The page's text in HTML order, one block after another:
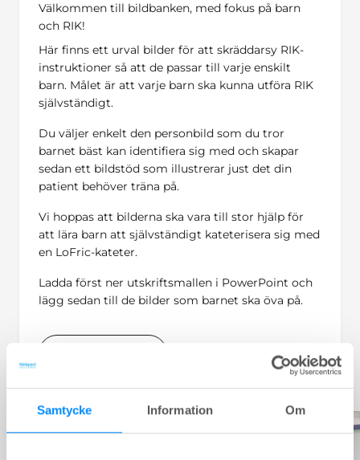
Samtycke Information Om
Välkommen till bildbanken, med fokus på barn
och RIK!
Här finns ett urval bilder för att skräddarsy RIK-
instruktioner så att de passar till varje enskilt
barn. Målet är att varje barn ska kunna utföra RIK
självständigt.
Du väljer enkelt den personbild som du tror
barnet bäst kan identifiera sig med och skapar
sedan ett bildstöd som illustrerar just det din
patient behöver träna på.
Vi hoppas att bilderna ska vara till stor hjälp för
att lära barn att självständigt kateterisera sig med
en LoFric-kateter.
Ladda först ner utskriftsmallen i PowerPoint och
lägg sedan till de bilder som barnet ska öva på.